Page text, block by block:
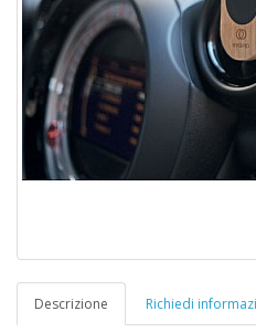
Descrizione Richiedi